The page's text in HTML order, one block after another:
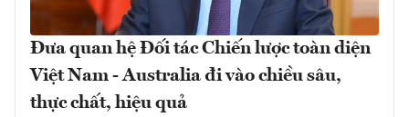
Đưa quan hệ Đối tác Chiến lược toàn diện
Việt Nam - Australia đi vào chiều sâu,
thực chất, hiệu quả